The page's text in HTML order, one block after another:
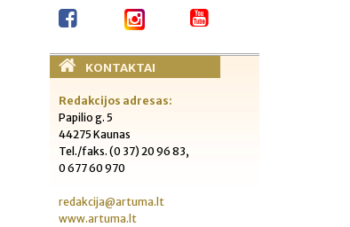
KONTAKTAI
Redakcijos adresas:
Papilio g. 5
44275 Kaunas
Tel./faks. (0 37) 20 96 83,
0 677 60 970
redakcija@artuma.lt
www.artuma.lt